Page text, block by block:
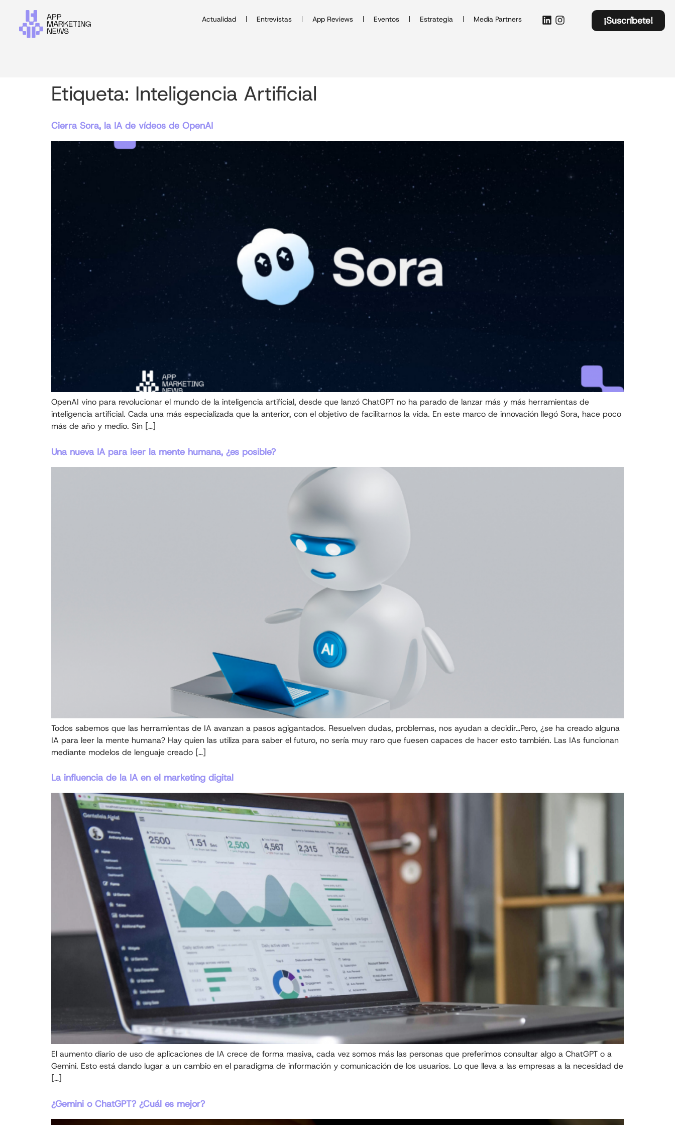
Actualidad Entrevistas App Reviews Eventos Estrategia Media Partners ¡Suscríbete!
Etiqueta: Inteligencia Artificial
Cierra Sora, la IA de vídeos de OpenAI
OpenAI vino para revolucionar el mundo de la inteligencia artificial, desde que lanzó ChatGPT no ha parado de lanzar más y más herramientas de
inteligencia artificial. Cada una más especializada que la anterior, con el objetivo de facilitarnos la vida. En este marco de innovación llegó Sora, hace poco
más de año y medio. Sin […]
Una nueva IA para leer la mente humana, ¿es posible?
Todos sabemos que las herramientas de IA avanzan a pasos agigantados. Resuelven dudas, problemas, nos ayudan a decidir…Pero, ¿se ha creado alguna
IA para leer la mente humana? Hay quien las utiliza para saber el futuro, no sería muy raro que fuesen capaces de hacer esto también. Las IAs funcionan
mediante modelos de lenguaje creado […]
La influencia de la IA en el marketing digital
El aumento diario de uso de aplicaciones de IA crece de forma masiva, cada vez somos más las personas que preferimos consultar algo a ChatGPT o a
Gemini. Esto está dando lugar a un cambio en el paradigma de información y comunicación de los usuarios. Lo que lleva a las empresas a la necesidad de
[…]
¿Gemini o ChatGPT? ¿Cuál es mejor?